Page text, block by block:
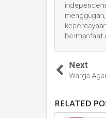
bermanfaat
Next
Warga
RELATED